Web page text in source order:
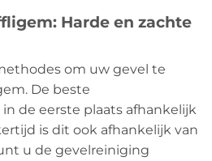
Harde en zachte
om uw gevel te
De beste
de eerste plaats afhankelijk
is dit ook afhankelijk van
u de gevelreiniging